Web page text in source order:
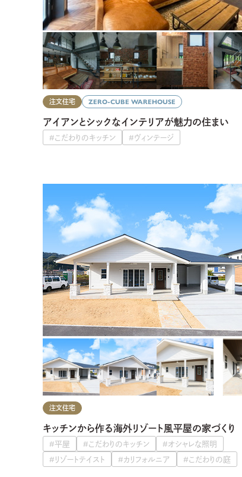
注文住宅 ZERO-CUBE WAREHOUSE
アイアンとシックなインテリアが魅力の住まい
#こだわりのキッチン #ヴィンテージ
注文住宅
キッチンから作る海外リゾート風平屋の家づくり
#平屋 #こだわりのキッチン
#オシャレな照明
#リゾートテイスト
#カリフォルニア #こだわりの庭